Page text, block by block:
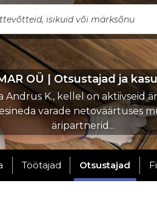
OÜ | Otsustajad ja
K., kellel on aktiivseid
varade netoväärtuses
äripartnerid...
Töötajad Otsustajad